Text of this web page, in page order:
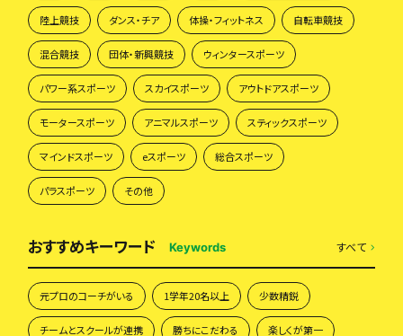
陸上競技 ダンス・チア 体操・フィットネス 自転車競技
混合競技 団体・新興競技 ウィンタースポーツ
パワー系スポーツ スカイスポーツ アウトドアスポーツ
モータースポーツ アニマルスポーツ スティックスポーツ
マインドスポーツ eスポーツ 総合スポーツ
パラスポーツ その他
おすすめキーワード Keywords すべて
元プロのコーチがいる 1学年20名以上 少数精鋭
チームとスクールが連携 勝ちにこだわる 楽しくが第一